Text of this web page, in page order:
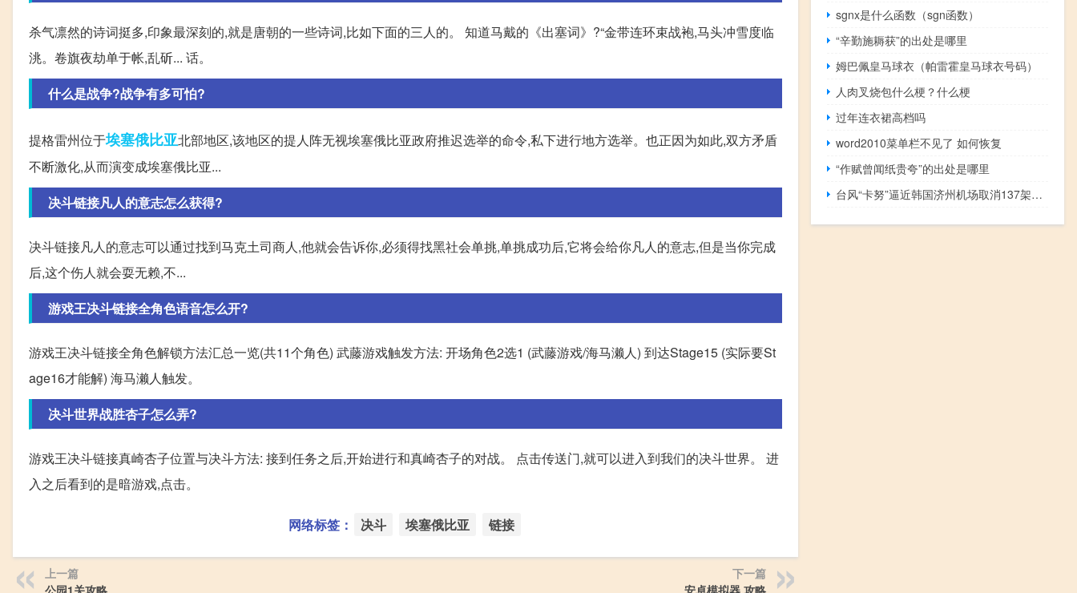
杀气凛然的诗词挺多,印象最深刻的,就是唐朝的一些诗词,比如下面的三人的。 知道马戴的《出塞词》?“金带连环束战袍,马头冲雪度临
洮。卷旗夜劫单于帐,乱斫... 话。
什么是战争?战争有多可怕?
提格雷州位于埃塞俄比亚北部地区,该地区的提人阵无视埃塞俄比亚政府推迟选举的命令,私下进行地方选举。也正因为如此,双方矛盾
不断激化,从而演变成埃塞俄比亚...
决斗链接凡人的意志怎么获得?
决斗链接凡人的意志可以通过找到马克土司商人,他就会告诉你,必须得找黑社会单挑,单挑成功后,它将会给你凡人的意志,但是当你完成
后,这个伤人就会耍无赖,不...
游戏王决斗链接全角色语音怎么开?
游戏王决斗链接全角色解锁方法汇总一览(共11个角色) 武藤游戏触发方法: 开场角色2选1 (武藤游戏/海马濑人) 到达Stage15 (实际要St
age16才能解) 海马濑人触发。
决斗世界战胜杏子怎么弄?
游戏王决斗链接真崎杏子位置与决斗方法: 接到任务之后,开始进行和真崎杏子的对战。 点击传送门,就可以进入到我们的决斗世界。 进
入之后看到的是暗游戏,点击。
网络标签： 决斗 埃塞俄比亚 链接
上一篇
下一篇
sgnx是什么函数（sgn函数）
“辛勤施耨获”的出处是哪里
姆巴佩皇马球衣（帕雷霍皇马球衣号码）
人肉叉烧包什么梗？什么梗
过年连衣裙高档吗
word2010菜单栏不见了 如何恢复
“作赋曾闻纸贵夸”的出处是哪里
台风“卡努”逼近韩国济州机场取消137架次航班